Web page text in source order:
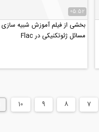
05:52
بخشی از فیلم آموزش شبیه سازی
مسائل ژئوتکنیکی در Flac
7
8
9
10